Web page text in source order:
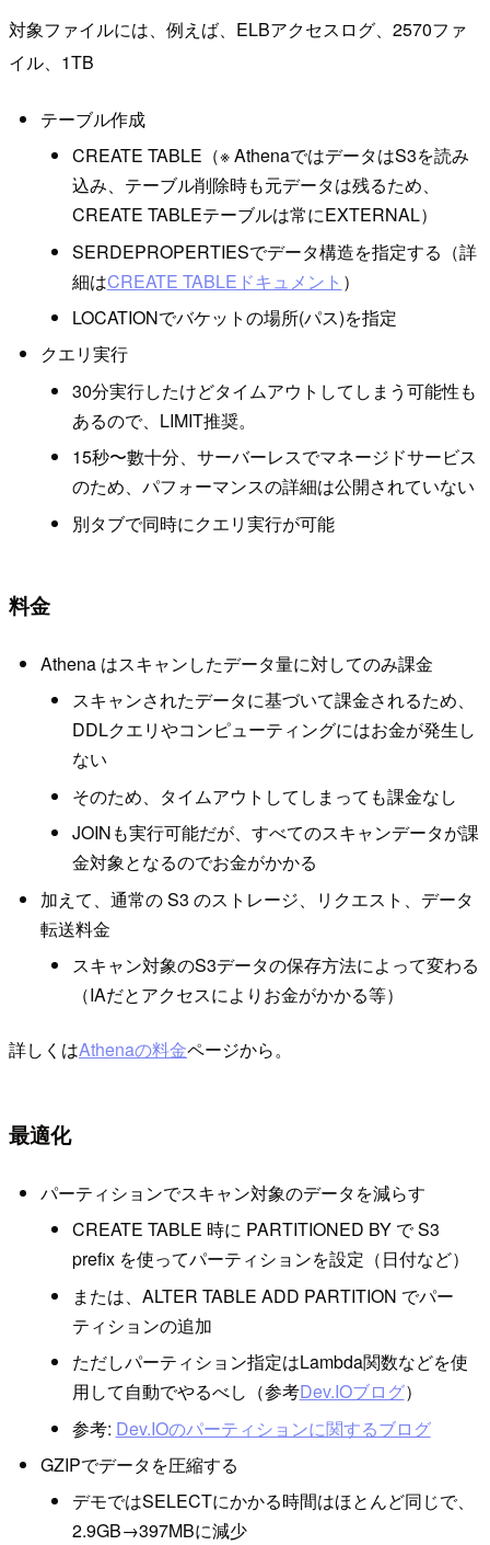
対象ファイルには、例えば、ELBアクセスログ、2570ファ
イル、1TB
テーブル作成
CREATE TABLE（※ AthenaではデータはS3を読み
込み、テーブル削除時も元データは残るため、
CREATE TABLEテーブルは常にEXTERNAL）
SERDEPROPERTIESでデータ構造を指定する（詳
細はCREATE TABLEドキュメント ）
LOCATIONでバケットの場所(パス)を指定
クエリ実行
30分実行したけどタイムアウトしてしまう可能性も
あるので、LIMIT推奨。
15秒〜數十分、サーバーレスでマネージドサービス
のため、パフォーマンスの詳細は公開されていない
別タブで同時にクエリ実行が可能
料金
Athena はスキャンしたデータ量に対してのみ課金
スキャンされたデータに基づいて課金されるため、
DDLクエリやコンピューティングにはお金が発生し
ない
そのため、タイムアウトしてしまっても課金なし
JOINも実行可能だが、すべてのスキャンデータが課
金対象となるのでお金がかかる
加えて、通常の S3 のストレージ、リクエスト、データ
転送料金
スキャン対象のS3データの保存方法によって変わる
（IAだとアクセスによりお金がかかる等）
詳しくはAthenaの料金ページから。
最適化
パーティションでスキャン対象のデータを減らす
CREATE TABLE 時に PARTITIONED BY で S3
prefix を使ってパーティションを設定（日付など）
または、ALTER TABLE ADD PARTITION でパー
ティションの追加
ただしパーティション指定はLambda関数などを使
用して自動でやるべし（参考Dev.IOブログ）
参考: Dev.IOのパーティションに関するブログ
GZIPでデータを圧縮する
デモではSELECTにかかる時間はほとんど同じで、
2.9GB→397MBに減少